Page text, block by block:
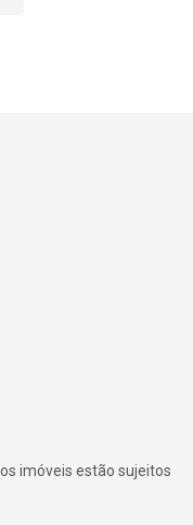
imóveis estão sujeitos